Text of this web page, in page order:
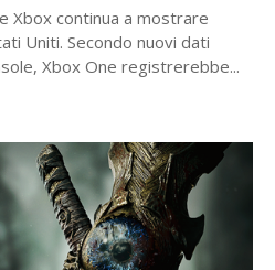
Xbox continua a mostrare
Uniti. Secondo nuovi dati
Xbox One registrerebbe...